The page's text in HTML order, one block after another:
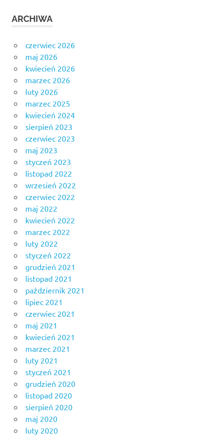
ARCHIWA
czerwiec 2026
maj 2026
kwiecień 2026
marzec 2026
luty 2026
marzec 2025
kwiecień 2024
sierpień 2023
czerwiec 2023
maj 2023
styczeń 2023
listopad 2022
wrzesień 2022
czerwiec 2022
maj 2022
kwiecień 2022
marzec 2022
luty 2022
styczeń 2022
grudzień 2021
listopad 2021
październik 2021
lipiec 2021
czerwiec 2021
maj 2021
kwiecień 2021
marzec 2021
luty 2021
styczeń 2021
grudzień 2020
listopad 2020
sierpień 2020
maj 2020
luty 2020